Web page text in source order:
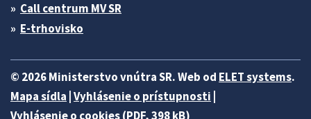
Call centrum MV SR
E-trhovisko
© 2026 Ministerstvo vnútra SR. Web od ELET systems.
Mapa sídla Vyhlásenie o prístupnosti
Vyhlásenie o cookies (PDF, 398 kB)